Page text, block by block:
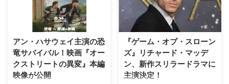
は、当サイトで以前お伝えした通
り。その追加キャストが明らかに
なった。米Deadlineが伝えてい
ード』出演者が参加 2000年の
「天使と悪魔」を皮切りに、
「ダ・ヴィンチ・コード」「ロス
ト・シンボル」「インフェルノ」
時よりパリ生中継オンラインツア
ーを開催する。「ミステリーチャ
ンネル倶楽部プレミアム」会員の
先着800名様限定で、このプレミ
アムなオンライン体験の申込受付
が開始となった。 パリが舞台の
ドラマで主人公たちが歩いた景色
を、リアルタイムで堪能 8月5日
アン・ハサウェイ主演の恐
竜サバイバル！映画『オー
クストリートの異変』本編
映像が公開
『ゲーム・オブ・スローン
ズ』リチャード・マッデ
ン、新作スリラードラマに
主演決定！